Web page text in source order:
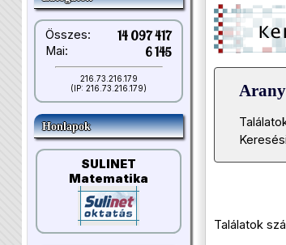
Összes: 14 097 417
Mai: 6 145
216.73.216.179
(IP: 216.73.216.179)
Honlapok
SULINET
Matematika
Találatok